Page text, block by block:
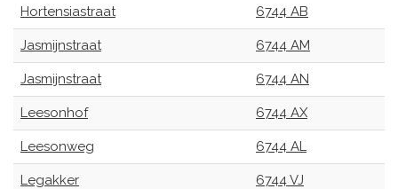
Hortensiastraat 6744 AB
Jasmijnstraat 6744 AM
Jasmijnstraat 6744 AN
Leesonhof 6744 AX
Leesonweg 6744 AL
Legakker 6744 VJ